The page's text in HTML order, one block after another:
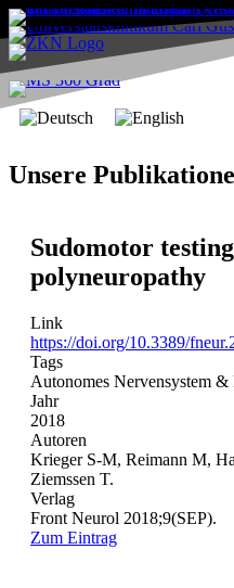
Unsere
Sudomotor
polyneuropathy
Link
https://doi.org/10.3389/
Tags
Autonomes Nervensystem
Jahr
2018
Autoren
Krieger S-M, Reimann M,
Ziemssen T.
Verlag
Front Neurol 2018;9(SEP).
Zum Eintrag